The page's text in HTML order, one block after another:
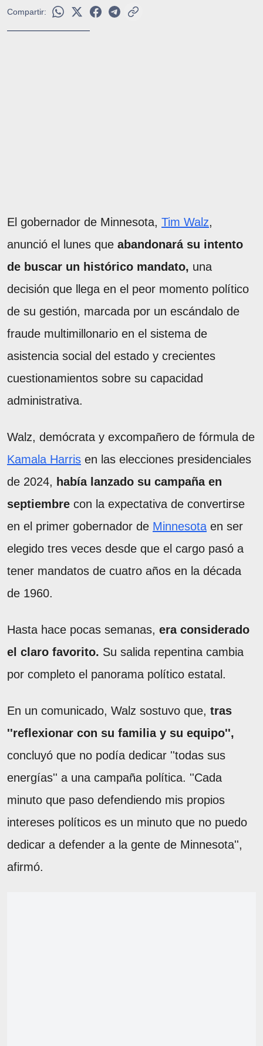
Compartir:
El gobernador de Minnesota, Tim Walz,
anunció el lunes que abandonará su intento
de buscar un histórico mandato, una
decisión que llega en el peor momento político
de su gestión, marcada por un escándalo de
fraude multimillonario en el sistema de
asistencia social del estado y crecientes
cuestionamientos sobre su capacidad
administrativa.
Walz, demócrata y excompañero de fórmula de
Kamala Harris en las elecciones presidenciales
de 2024, había lanzado su campaña en
septiembre con la expectativa de convertirse
en el primer gobernador de Minnesota en ser
elegido tres veces desde que el cargo pasó a
tener mandatos de cuatro años en la década
de 1960.
Hasta hace pocas semanas, era considerado
el claro favorito. Su salida repentina cambia
por completo el panorama político estatal.
En un comunicado, Walz sostuvo que, tras
''reflexionar con su familia y su equipo'',
concluyó que no podía dedicar ''todas sus
energías'' a una campaña política. ''Cada
minuto que paso defendiendo mis propios
intereses políticos es un minuto que no puedo
dedicar a defender a la gente de Minnesota'',
afirmó.